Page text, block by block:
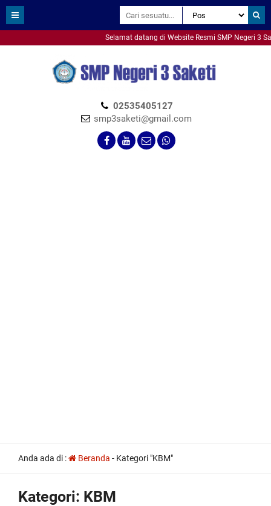
Selamat datang di Website Resmi SMP Negeri 3
02535405127
smp3saketi@gmail.com
indications
Anda ada di : Beranda - Kategori "KBM"
Kategori: KBM